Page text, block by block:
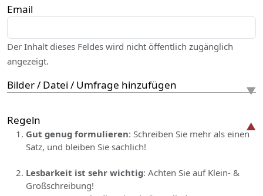
Email
Der Inhalt dieses Feldes wird nicht öffentlich zugänglich
angezeigt.
Bilder / Datei / Umfrage hinzufügen
Regeln
Gut genug formulieren: Schreiben Sie mehr als einen
Satz, und bleiben Sie sachlich!
Lesbarkeit ist sehr wichtig: Achten Sie auf Klein- &
Großschreibung!